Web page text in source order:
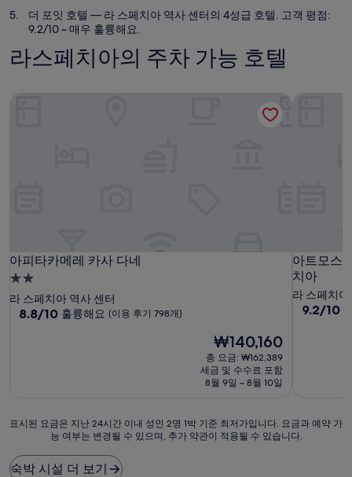
더 포잇 호텔 — 라 스페치아 역사 센터의 4성급 호텔. 고객 평점:
9.2/10 ~ 매우 훌륭해요.
라스페치아의 주차 가능 호텔
아피타카메레 카사 다네
아피타카메레 카사 다네
2.0
성
급
라 스페치아 역사 센터
10
륭
요,
(이
8.8/10 훌륭해요 (이용 후기 798개)
현
재
요
금
₩140,160
총 요금: ₩162,389
세금 및 수수료 포함
8월 9일 ~ 8월 10일
아트모스
치아
아트모스
라 스페치
10
우
9.2/10
표
요
표시된 요금은 지난 24시간 이내 성인 2명 1박 기준 최저가입니다. 요금과 예약 가
능 여부는 변경될 수 있으며, 추가 약관이 적용될 수 있습니다.
숙박 시설 더 보기